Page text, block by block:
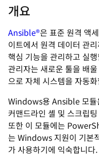
개요
Ansible®은 표준 원격 액
이트에서 원격 데이터 관
핵심 기능을 관리하고 실
관리자는 새로운 툴을 배
으로 자체 시스템을 자동
Windows용 Ansible 모듈
커맨드라인 셸 및 스크립
또한 이 모듈에는
는 Windows 지원이 기본
가 사용하기에 익숙합니다.